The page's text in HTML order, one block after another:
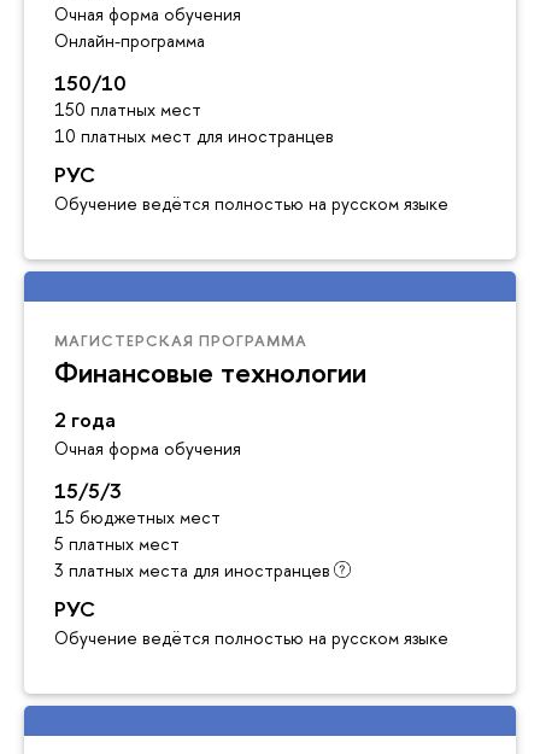
Очная форма обучения
Онлайн-программа
150/10
150 платных мест
10 платных мест для иностранцев
РУС
Обучение ведётся полностью на русском языке
МАГИСТЕРСКАЯ ПРОГРАММА
Финансовые технологии
2 года
Очная форма обучения
15/5/3
15 бюджетных мест
5 платных мест
3 платных места для иностранцев
РУС
Обучение ведётся полностью на русском языке